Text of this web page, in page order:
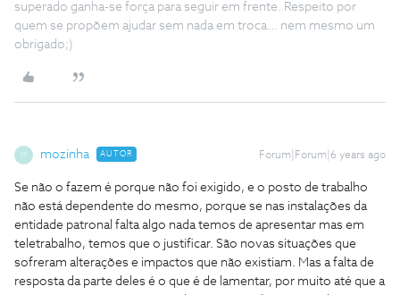
superado ganha-se força para seguir em frente. Respeito por
quem se propõem ajudar sem nada em troca... nem mesmo um
obrigado;)
M mozinha AUTOR Forum|Forum|6 years ago
Se não o fazem é porque não foi exigido, e o posto de trabalho
não está dependente do mesmo, porque se nas instalações da
entidade patronal falta algo nada temos de apresentar mas em
teletrabalho, temos que o justificar. São novas situações que
sofreram alterações e impactos que não existiam. Mas a falta de
resposta da parte deles é o que é de lamentar, por muito até que a